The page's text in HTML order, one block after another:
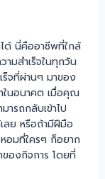
ด้ นี่คืออาชีพที่ใกล้
มสำเร็จในทุกวัน
ร็จที่ผ่านๆ มาของ
ในอนาคต เมื่อคุณ
รถกลับเข้าไป
ลย หรือถ้ามีฝีมือ
อมที่ใครๆ ก็อยาก
ของกิจการ โดยที่